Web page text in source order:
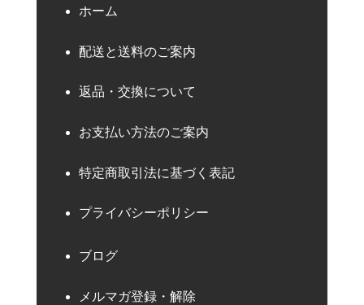
ホーム
配送と送料のご案内
返品・交換について
お支払い方法のご案内
特定商取引法に基づく表記
プライバシーポリシー
ブログ
メルマガ登録・解除